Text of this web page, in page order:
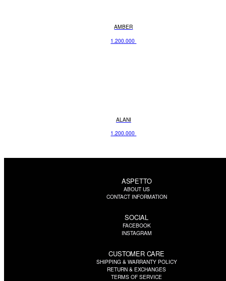
AMBER
1.200.000
ALANI
1.200.000
ASPETTO
ABOUT US
CONTACT INFORMATION
SOCIAL
FACEBOOK
INSTAGRAM
CUSTOMER CARE
SHIPPING & WARRANTY POLICY
RETURN & EXCHANGES
TERMS OF SERVICE